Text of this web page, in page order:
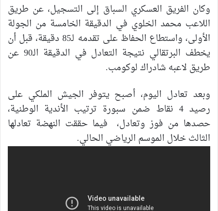
وكان الفريق العسكري السباق إلى التسجيل، عن طريق
اللاعب محمد الخلوي في الدقيقة الخامسة من الجولة
الأولى، واستطاع الحفاظ على تقدمه لـ85 دقيقة، قبل أن
يخطف البرتقالي نتيجة التعادل في الدقيقة الـ90 عن
طريق لاعبه شادراك لوكومب.
وبعد تعادل اليوم، أصبح يتوفر الجيش الملكي على
رصيد 4 نقاط ضمن سبورة ترتيب الأندية الوطنية،
حصدها من فوز وتعادل، فيما حققت النهضة تعادلها
الثالث خلال الموسم الرياضي الحالي.